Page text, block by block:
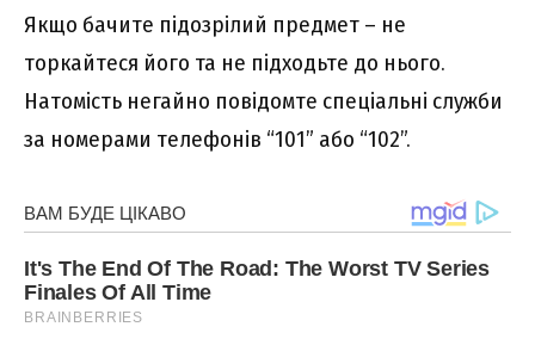
Якщо бачите підозрілий предмет – не
торкайтеся його та не підходьте до нього.
Натомість негайно повідомте спеціальні служби
за номерами телефонів “101” або “102”.